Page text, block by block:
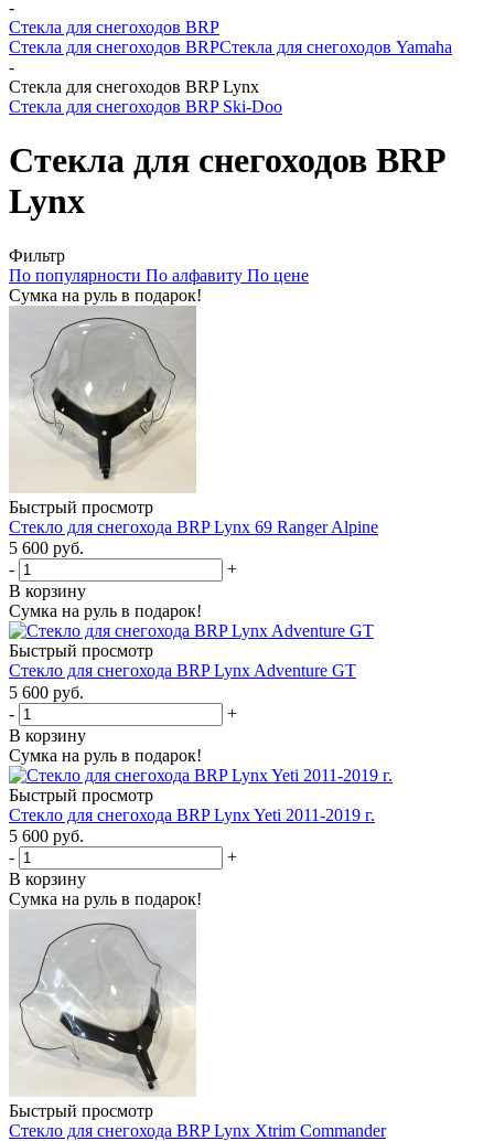
-
Стекла для снегоходов BRP
Стекла для снегоходов BRPСтекла для снегоходов Yamaha
-
Стекла для снегоходов BRP Lynx
Стекла для снегоходов BRP Ski-Doo
Стекла для снегоходов BRP
Lynx
Фильтр
По популярности По алфавиту По цене
Сумка на руль в подарок!
Быстрый просмотр
Стекло для снегохода BRP Lynx 69 Ranger Alpine
5 600 руб.
-
+
В корзину
Сумка на руль в подарок!
Быстрый просмотр
Стекло для снегохода BRP Lynx Adventure GT
5 600 руб.
-
+
В корзину
Сумка на руль в подарок!
Быстрый просмотр
Стекло для снегохода BRP Lynx Yeti 2011-2019 г.
5 600 руб.
-
+
В корзину
Сумка на руль в подарок!
Быстрый просмотр
Стекло для снегохода BRP Lynx Xtrim Commander